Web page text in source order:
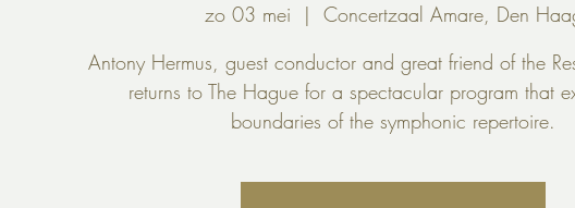
zo 03 mei
  |
Concertzaal Amare, Den
Antony Hermus, guest conductor and great friend of the
returns to The Hague for a spectacular program that
boundaries of the symphonic repertoire.